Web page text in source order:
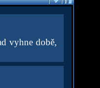
vyhne době,